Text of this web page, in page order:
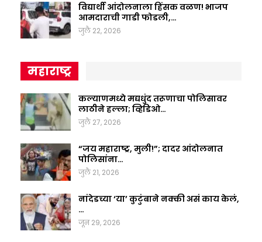
विद्यार्थी आंदोलनाला हिंसक वळण! भाजप
आमदाराची गाडी फोडली,…
जुलै 22, 2026
महाराष्ट्र
कल्याणमध्ये मद्यधुंद तरूणाचा पोलिसावर
लाठीने हल्ला; व्हिडिओ…
जुलै 27, 2026
“जय महाराष्ट्र, मुली!”; दादर आंदोलनात
पोलिसांना…
जुलै 21, 2026
नांदेडच्या ‘या’ कुटुंबाने नक्की असं काय केलं,
…
जून 29, 2026